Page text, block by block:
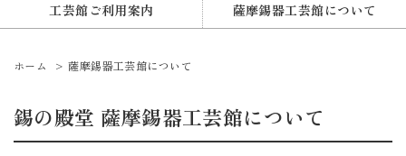
工芸館ご利用案内 薩摩錫器工芸館について
ホーム > 薩摩錫器工芸館について
錫の殿堂 薩摩錫器工芸館について